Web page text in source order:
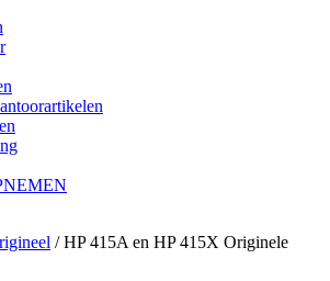
/ HP 415A en HP 415X Originele